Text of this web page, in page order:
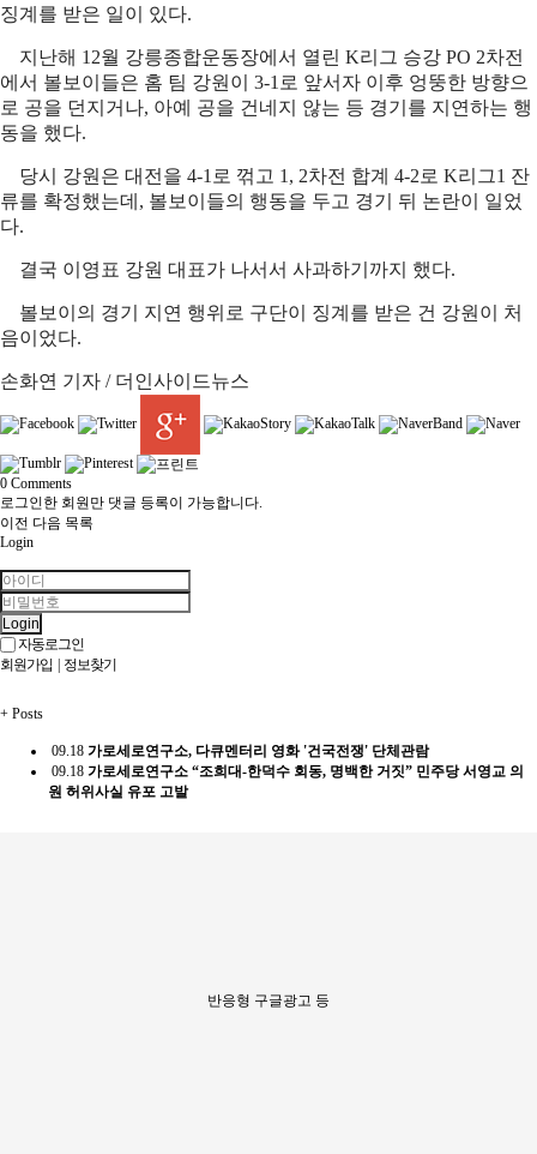
징계를 받은 일이 있다.
지난해 12월 강릉종합운동장에서 열린 K리그 승강 PO 2차전
에서 볼보이들은 홈 팀 강원이 3-1로 앞서자 이후 엉뚱한 방향으
로 공을 던지거나, 아예 공을 건네지 않는 등 경기를 지연하는 행
동을 했다.
당시 강원은 대전을 4-1로 꺾고 1, 2차전 합계 4-2로 K리그1 잔
류를 확정했는데, 볼보이들의 행동을 두고 경기 뒤 논란이 일었
다.
결국 이영표 강원 대표가 나서서 사과하기까지 했다.
볼보이의 경기 지연 행위로 구단이 징계를 받은 건 강원이 처
음이었다.
손화연 기자 / 더인사이드뉴스
0 Comments
로그인한 회원만 댓글 등록이 가능합니다.
이전 다음 목록
Login
Login
자동로그인
회원가입 | 정보찾기
+ Posts
09.18 가로세로연구소, 다큐멘터리 영화 '건국전쟁' 단체관람
09.18 가로세로연구소 “조희대-한덕수 회동, 명백한 거짓” 민주당 서영교 의
원 허위사실 유포 고발
반응형 구글광고 등